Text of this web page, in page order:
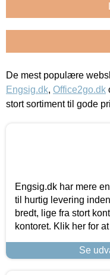
De mest populære
Engsig.dk, Office2go.dk
stort sortiment til gode
Engsig.dk har mere
til hurtig levering
bredt, lige fra stort
kontoret. Klik her for
Se